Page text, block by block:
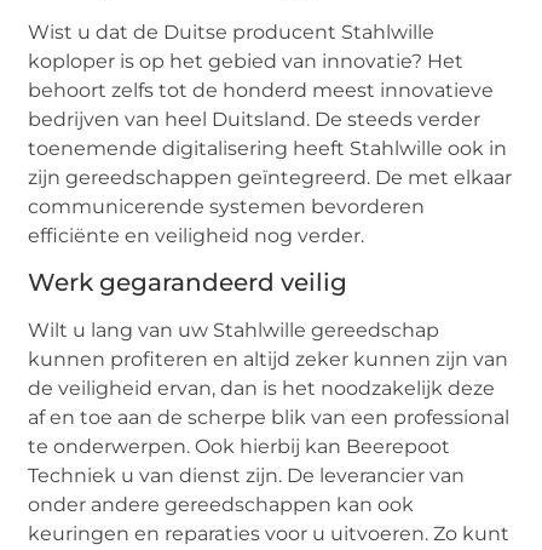
Wist u dat de Duitse producent Stahlwille
koploper is op het gebied van innovatie? Het
behoort zelfs tot de honderd meest innovatieve
bedrijven van heel Duitsland. De steeds verder
toenemende digitalisering heeft Stahlwille ook in
zijn gereedschappen geïntegreerd. De met elkaar
communicerende systemen bevorderen
efficiënte en veiligheid nog verder.
Werk gegarandeerd veilig
Wilt u lang van uw Stahlwille gereedschap
kunnen profiteren en altijd zeker kunnen zijn van
de veiligheid ervan, dan is het noodzakelijk deze
af en toe aan de scherpe blik van een professional
te onderwerpen. Ook hierbij kan Beerepoot
Techniek u van dienst zijn. De leverancier van
onder andere gereedschappen kan ook
keuringen en reparaties voor u uitvoeren. Zo kunt